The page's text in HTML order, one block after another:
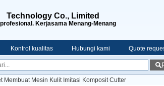
Technology Co., Limited
Kerjasama Menang-Menang
Kontrol kualitas Hubungi kami Quote
Membuat Mesin Kulit Imitasi Komposit Cutter